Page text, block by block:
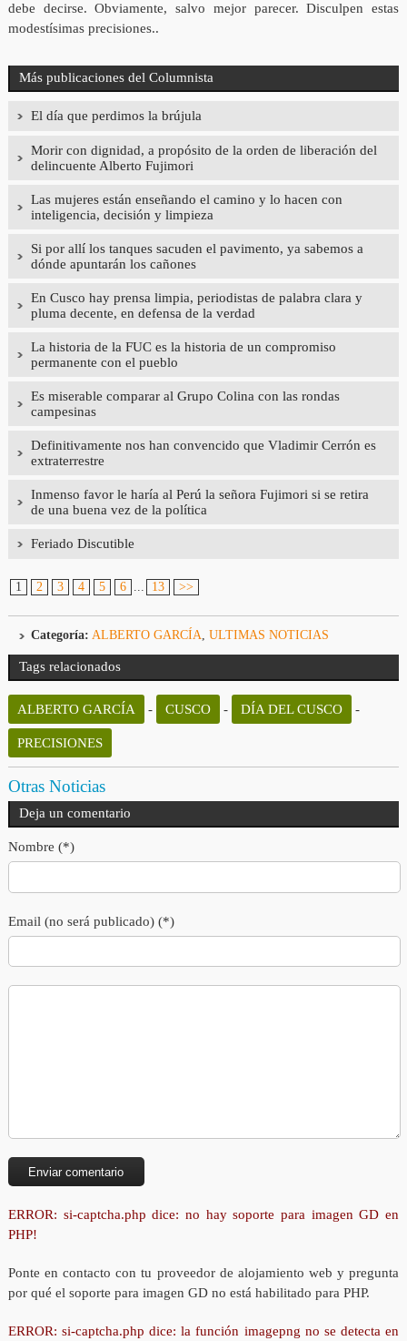
debe decirse. Obviamente, salvo mejor parecer. Disculpen estas
modestísimas precisiones..
Más publicaciones del Columnista
El día que perdimos la brújula
Morir con dignidad, a propósito de la orden de liberación del
delincuente Alberto Fujimori
Las mujeres están enseñando el camino y lo hacen con
inteligencia, decisión y limpieza
Si por allí los tanques sacuden el pavimento, ya sabemos a
dónde apuntarán los cañones
En Cusco hay prensa limpia, periodistas de palabra clara y
pluma decente, en defensa de la verdad
La historia de la FUC es la historia de un compromiso
permanente con el pueblo
Es miserable comparar al Grupo Colina con las rondas
campesinas
Definitivamente nos han convencido que Vladimir Cerrón es
extraterrestre
Inmenso favor le haría al Perú la señora Fujimori si se retira
de una buena vez de la política
Feriado Discutible
1 2 3 4 5 6 ... 13 >>
Categoría: ALBERTO GARCÍA, ULTIMAS NOTICIAS
Tags relacionados
ALBERTO GARCÍA - CUSCO - DÍA DEL CUSCO -
PRECISIONES
Otras Noticias
Deja un comentario
Nombre (*)
Email (no será publicado) (*)
ERROR: si-captcha.php dice: no hay soporte para imagen GD en
PHP!
Ponte en contacto con tu proveedor de alojamiento web y pregunta
por qué el soporte para imagen GD no está habilitado para PHP.
ERROR: si-captcha.php dice: la función imagepng no se detecta en